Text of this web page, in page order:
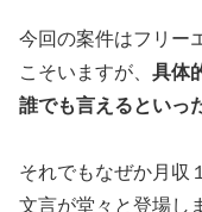
今回の案件はフリー
こそいますが、 具体
誰でも言えるといっ
それでもなぜか月収
文言が堂々と登場し